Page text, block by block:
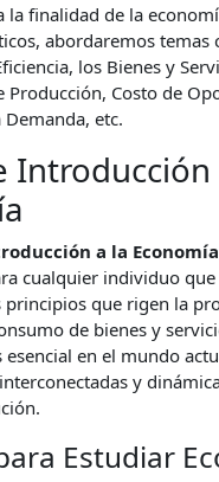
la finalidad de la
abordaremos temas
los Bienes y
Producción, Costo de
etc.
Introducción
a la Economía
cualquier individuo que
que rigen la
de bienes y
en el mundo
y
Estudiar